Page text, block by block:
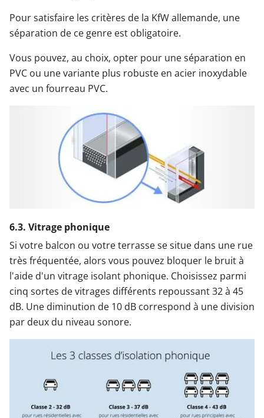
Pour satisfaire les critères de la KfW allemande, une
séparation de ce genre est obligatoire.
Vous pouvez, au choix, opter pour une séparation en
PVC ou une variante plus robuste en acier inoxydable
avec un fourreau PVC.
6.3. Vitrage phonique
Si votre balcon ou votre terrasse se situe dans une rue
très fréquentée, alors vous pouvez bloquer le bruit à
l'aide d'un vitrage isolant phonique. Choisissez parmi
cinq sortes de vitrages différents repoussant 32 à 45
dB. Une diminution de 10 dB correspond à une division
par deux du niveau sonore.